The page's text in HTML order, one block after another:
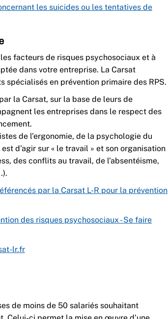
les suicides ou les tentatives de
facteurs de risques psychosociaux et à
dans votre entreprise. La Carsat
spécialisés en prévention primaire des RPS.
la Carsat, sur la base de leurs de
les entreprises dans le respect des
de l’ergonomie, de la psychologie du
d’agir sur « le travail » et son organisation
des conflits au travail, de l’absentéisme,
par la Carsat L-R pour la prévention
des risques psychosociaux - Se faire
lr.fr
de moins de 50 salariés souhaitant